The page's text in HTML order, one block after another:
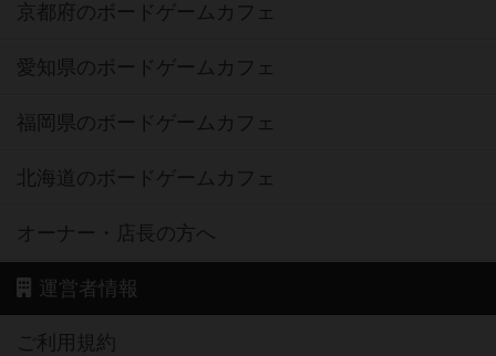
京都府のボードゲームカフェ
愛知県のボードゲームカフェ
福岡県のボードゲームカフェ
北海道のボードゲームカフェ
オーナー・店長の方へ
運営者情報
ご利用規約